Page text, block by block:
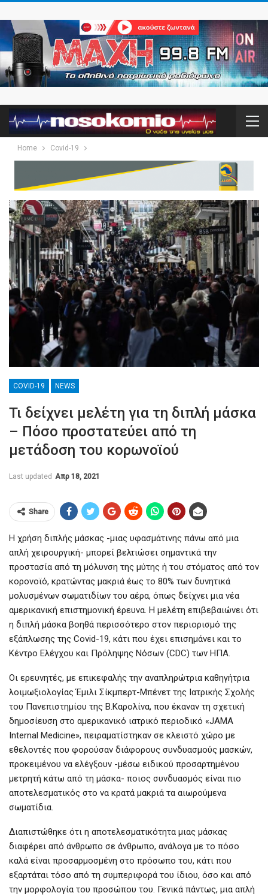
Home Covid-19
COVID-19 NEWS
Τι δείχνει μελέτη για τη διπλή μάσκα
– Πόσο προστατεύει από τη
μετάδοση του κορωνοϊού
Last updated Απρ 18, 2021
Share
Η χρήση διπλής μάσκας -μιας υφασμάτινης πάνω από μια
απλή χειρουργική- μπορεί βελτιώσει σημαντικά την
προστασία από τη μόλυνση της μύτης ή του στόματος από τον
κορονοϊό, κρατώντας μακριά έως το 80% των δυνητικά
μολυσμένων σωματιδίων του αέρα, όπως δείχνει μια νέα
αμερικανική επιστημονική έρευνα. Η μελέτη επιβεβαιώνει ότι
η διπλή μάσκα βοηθά περισσότερο στον περιορισμό της
εξάπλωσης της Covid-19, κάτι που έχει επισημάνει και το
Κέντρο Ελέγχου και Πρόληψης Νόσων (CDC) των ΗΠΑ.
Οι ερευνητές, με επικεφαλής την αναπληρώτρια καθηγήτρια
λοιμωξιολογίας Έμιλι Σίκμπερτ-Μπένετ της Ιατρικής Σχολής
του Πανεπιστημίου της Β.Καρολίνα, που έκαναν τη σχετική
δημοσίευση στο αμερικανικό ιατρικό περιοδικό «JAMA
Internal Medicine», πειραματίστηκαν σε κλειστό χώρο με
εθελοντές που φορούσαν διάφορους συνδυασμούς μασκών,
προκειμένου να ελέγξουν -μέσω ειδικού προσαρτημένου
μετρητή κάτω από τη μάσκα- ποιος συνδυασμός είναι πιο
αποτελεσματικός στο να κρατά μακριά τα αιωρούμενα
σωματίδια.
Διαπιστώθηκε ότι η αποτελεσματικότητα μιας μάσκας
διαφέρει από άνθρωπο σε άνθρωπο, ανάλογα με το πόσο
καλά είναι προσαρμοσμένη στο πρόσωπο του, κάτι που
εξαρτάται τόσο από τη συμπεριφορά του ίδιου, όσο και από
την μορφολογία του προσώπου του. Γενικά πάντως, μια απλή